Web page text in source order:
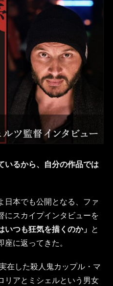
いるから、自分の作品では
日本でも公開となる、ファ
にスカイプインタビューを
いつも狂気を描くのか」 と
に返ってきた。
在した殺人鬼カップル・マ
リアとミシェルという男女